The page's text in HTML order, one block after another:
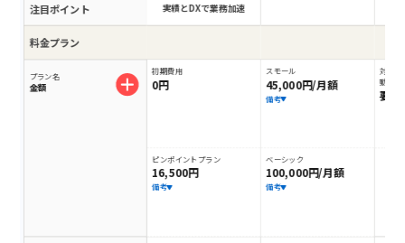
注目ポイント
料金プラン
プラン名
金額
実績とDXで業務加速
初期費用
0円
ピンポイントプラン
16,500円
備考
スモール
45,000円/月額
備考
ベーシック
100,000円/月額
備考
対応業
動しま
要問